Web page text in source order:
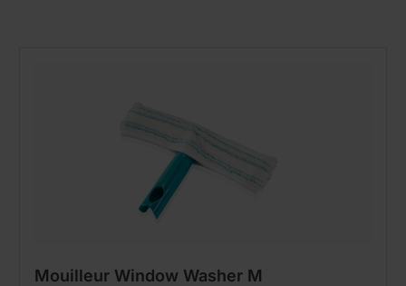
Mouilleur Window Washer M